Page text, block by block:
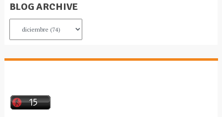
BLOG ARCHIVE